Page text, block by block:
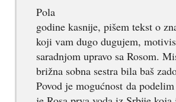
Pola
godine kasnije, pišem tekst o
koji vam dugo dugujem,
saradnjom upravo sa Rosom.
brižna sobna sestra bila baš
Povod je mogućnost da